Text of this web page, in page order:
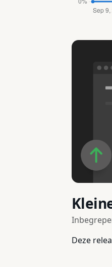
Deze